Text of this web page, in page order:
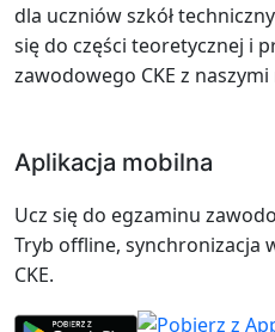
dla uczniów szkół
się do części teoretycznej i
zawodowego CKE z naszymi
Aplikacja mobilna
Ucz się do egzaminu
Tryb offline, synchronizacja
CKE.